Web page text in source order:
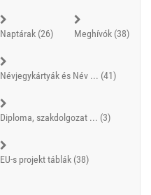
Naptárak (26) Meghívók (38)
Névjegykártyák és Név ... (41)
Diploma, szakdolgozat ... (3)
EU-s projekt táblák (38)